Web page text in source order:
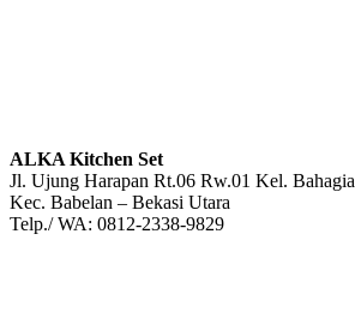
ALKA Kitchen Set
Jl. Ujung Harapan Rt.06 Rw.01 Kel. Bahagia
Kec. Babelan – Bekasi Utara
Telp./ WA: 0812-2338-9829